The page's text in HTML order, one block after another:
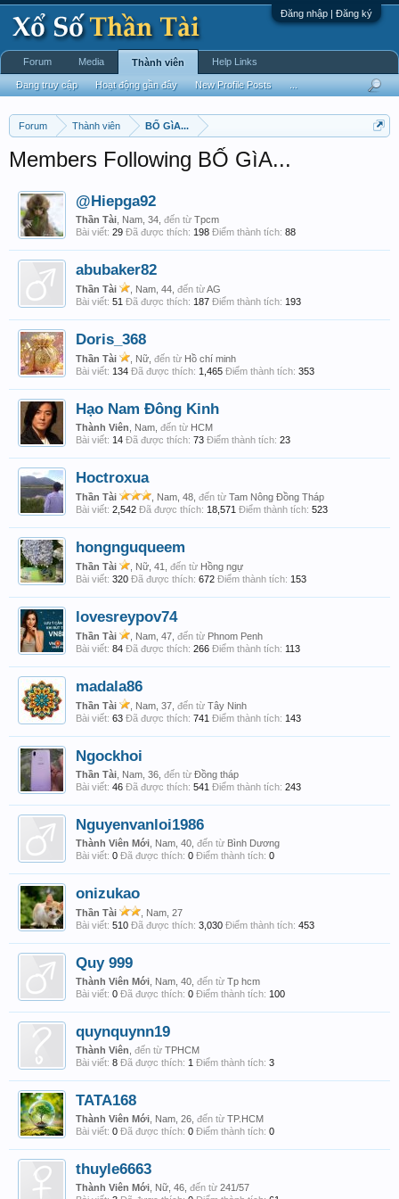
Đăng nhập | Đăng ký
Forum Thành viên BỐ GìA...
Members Following BỐ GìA...
@Hiepga92
Thần Tài , Nam, 34, đến từ Tpcm
Bài viết: 29 Đã được thích: 198 Điểm thành tích: 88
abubaker82
Thần Tài , Nam, 44, đến từAG
Bài viết: 51 Đã được thích: 187 Điểm thành tích: 193
Doris_368
Thần Tài , Nữ, đến từ Hồ chí minh
Bài viết: 134 Đã được thích: 1,465 Điểm thành tích: 353
Hạo Nam Đông Kinh
Thành Viên , Nam, đến từ HCM
Bài viết: 14 Đã được thích: 73 Điểm thành tích: 23
Hoctroxua
Thần Tài , Nam, 48, đến từ Tam Nông Đồng Tháp
Bài viết: 2,542 Đã được thích: 18,571 Điểm thành tích: 523
hongnguqueem
Thần Tài , Nữ, 41, đến từ Hồng ngự
Bài viết: 320 Đã được thích: 672 Điểm thành tích: 153
lovesreypov74
Thần Tài , Nam, 47, đến từ Phnom Penh
Bài viết: 84 Đã được thích: 266 Điểm thành tích: 113
madala86
Thần Tài , Nam, 37, đến từ Tây Ninh
Bài viết: 63 Đã được thích: 741 Điểm thành tích: 143
Ngockhoi
Thần Tài , Nam, 36, đến từ Đồng tháp
Bài viết: 46 Đã được thích: 541 Điểm thành tích: 243
Nguyenvanloi1986
Thành Viên Mới , Nam, 40, đến từ Bình Dương
Bài viết: 0 Đã được thích: 0 Điểm thành tích: 0
onizukao
Thần Tài
, Nam, 27
Bài viết: 510 Đã được thích: 3,030 Điểm thành tích: 453
Quy 999
Thành Viên Mới , Nam, 40, đến từ Tp hcm
Bài viết: 0 Đã được thích: 0 Điểm thành tích: 100
quynquynn19
Thành Viên đến từ TPHCM
Bài viết: 8 Đã được thích: 1 Điểm thành tích: 3
TATA168
Thành Viên Mới , Nam, 26, đến từ TP.HCM
Bài viết: 0 Đã được thích: 0 Điểm thành tích: 0
thuyle6663
Thành Viên Mới , Nữ, 46, đến từ 241/57
Forum Media Thành viên
Đang truy cập Hoạt động gần đây New Profile Posts
Help Links